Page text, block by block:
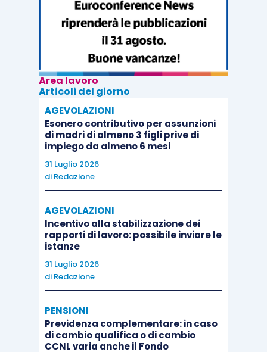
Area lavoro
Articoli del giorno
AGEVOLAZIONI
Esonero contributivo per assunzioni
di madri di almeno 3 figli prive di
impiego da almeno 6 mesi
31 Luglio 2026
di Redazione
AGEVOLAZIONI
Incentivo alla stabilizzazione dei
rapporti di lavoro: possibile inviare le
istanze
31 Luglio 2026
di Redazione
PENSIONI
Previdenza complementare: in caso
di cambio qualifica o di cambio
CCNL varia anche il Fondo